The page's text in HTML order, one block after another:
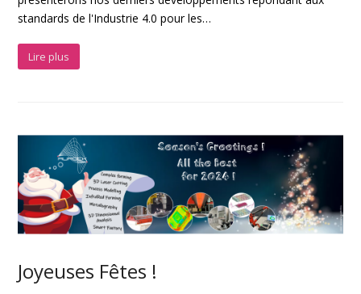
standards de l'Industrie 4.0 pour les…
Lire plus
Joyeuses Fêtes !